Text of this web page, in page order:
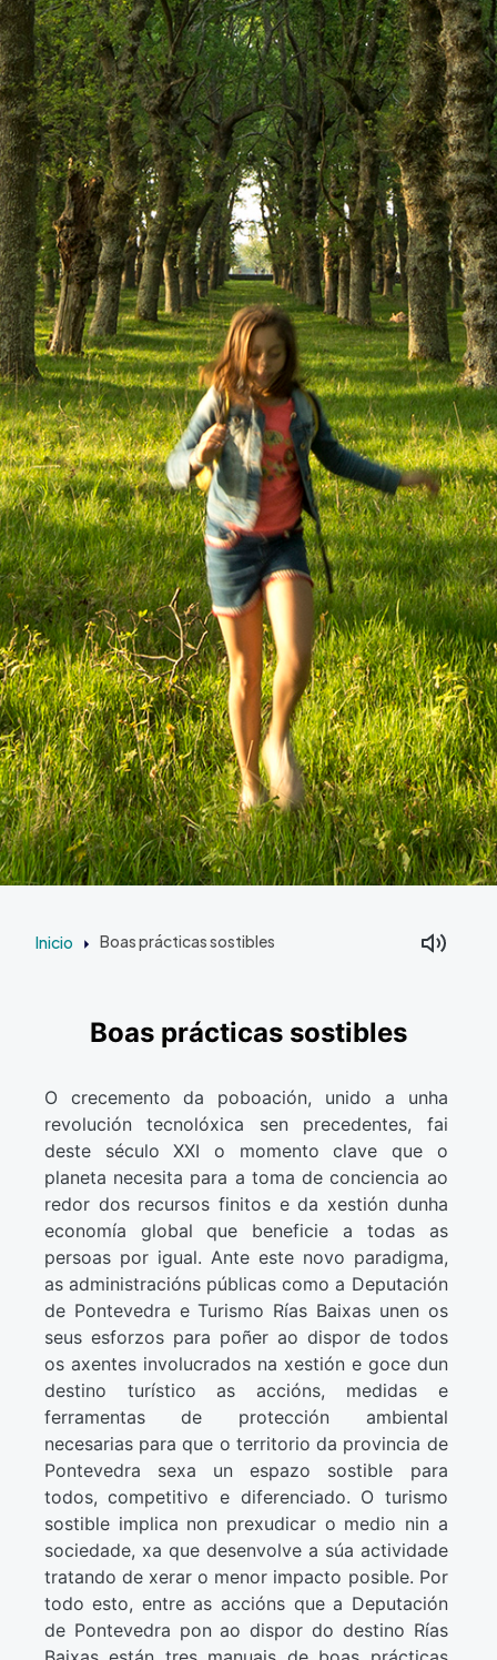
Inicio Boas prácticas sostibles
Boas prácticas sostibles
O crecemento da poboación, unido a unha
revolución tecnolóxica sen precedentes, fai
deste século XXI o momento clave que o
planeta necesita para a toma de conciencia ao
redor dos recursos finitos e da xestión dunha
economía global que beneficie a todas as
persoas por igual. Ante este novo paradigma,
as administracións públicas como a Deputación
de Pontevedra e Turismo Rías Baixas unen os
seus esforzos para poñer ao dispor de todos
os axentes involucrados na xestión e goce dun
destino turístico as accións, medidas e
ferramentas de protección ambiental
necesarias para que o territorio da provincia de
Pontevedra sexa un espazo sostible para
todos, competitivo e diferenciado. O turismo
sostible implica non prexudicar o medio nin a
sociedade, xa que desenvolve a súa actividade
tratando de xerar o menor impacto posible. Por
todo esto, entre as accións que a Deputación
de Pontevedra pon ao dispor do destino Rías